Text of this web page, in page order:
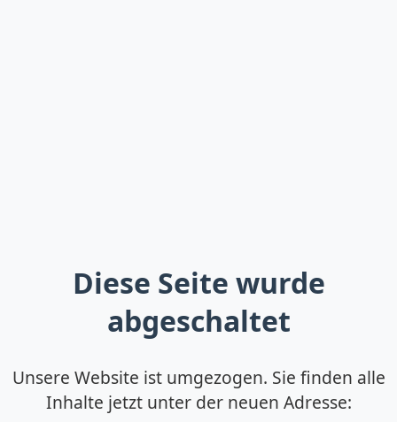
Diese Seite wurde
abgeschaltet
Unsere Website ist umgezogen. Sie finden alle
Inhalte jetzt unter der neuen Adresse: